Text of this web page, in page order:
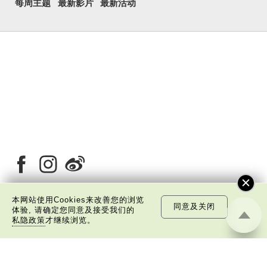
每周主题 最新影片 最新活动
关于我们 版权告示 私隐政策声明 免责声明
本网站使用Cookies来改善您的浏览
体验, 请确定您同意及接受我们的
私隐政策才继续浏览。
同意及关闭